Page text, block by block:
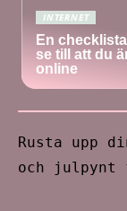
INTERNET
En
se till att du
online
Rusta upp
och julpynt